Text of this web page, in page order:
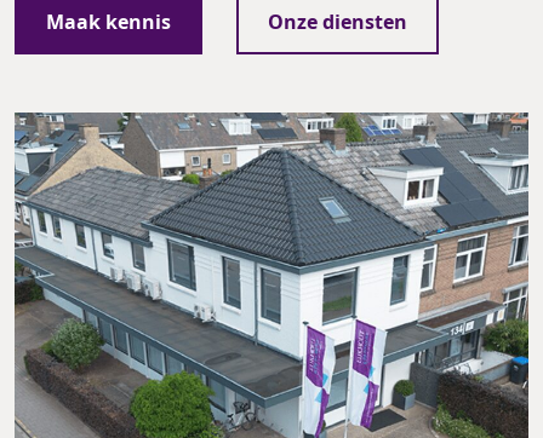
Maak kennis Onze diensten